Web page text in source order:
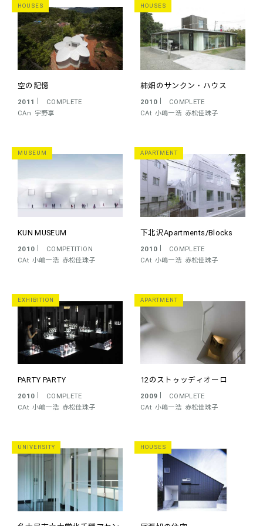
HOUSES
空の記憶
2011
COMPLETE
CAn 宇野享
HOUSES
柿畑のサンクン・ハウス
2010
COMPLETE
CAt 小嶋一浩 赤松佳珠子
MUSEUM
KUN MUSEUM
2010
COMPETITION
CAt 小嶋一浩 赤松佳珠子
APARTMENT
下北沢Apartments/Blocks
2010
COMPLETE
CAt 小嶋一浩 赤松佳珠子
EXHIBITION
PARTY PARTY
2010
COMPLETE
CAt 小嶋一浩 赤松佳珠子
APARTMENT
12のストゥッディオーロ
2009
COMPLETE
CAt 小嶋一浩 赤松佳珠子
UNIVERSITY HOUSES